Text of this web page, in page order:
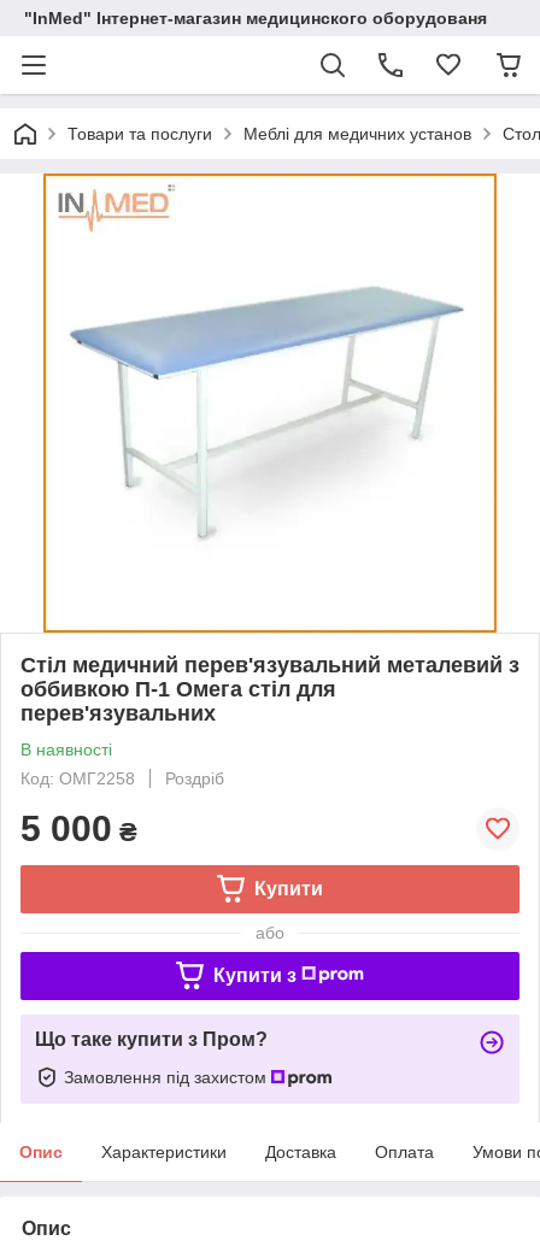
"InMed" Інтернет-магазин медицинского оборудованя
Товари та послуги Меблі для медичних установ
Стіл медичний перев'язувальний металевий з
оббивкою П-1 Омега стіл для
перев'язувальних
В наявності
Код: ОМГ2258
Роздріб
5 000 ₴
Купити
або
Купити з
Що таке купити з Пром?
Замовлення під захистом
Опис Характеристики Доставка Оплата Умови
Опис